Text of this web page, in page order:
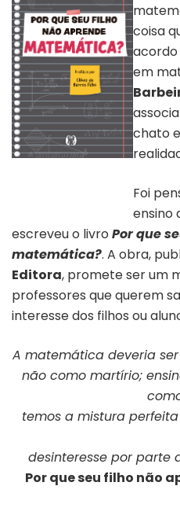
coisa
em
chato
Foi
ensino
escreveu o livro Por que
matemática?. A obra,
Editora, promete ser um
professores que querem
interesse dos filhos ou
A matemática deveria
não como martírio;
temos a mistura
desinteresse por parte
Por que seu filho não